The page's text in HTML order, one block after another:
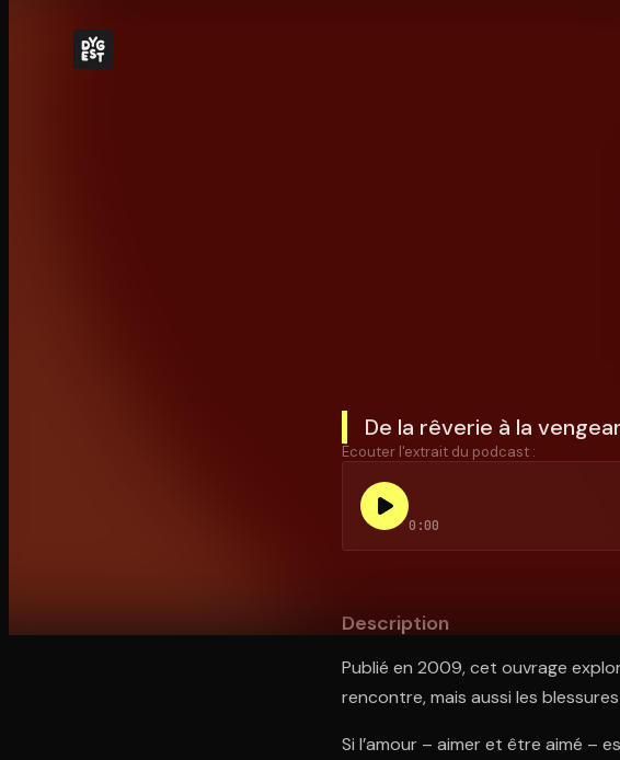
De la rêverie à la
Écouter l'extrait du podcast :
0:00
Description
Publié en 2009, cet ouvrage
rencontre, mais aussi les
Si l’amour – aimer et être aimé –